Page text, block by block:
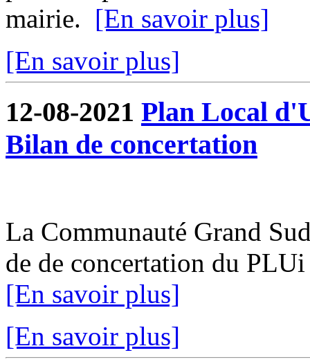
mairie. [En savoir plus]
[En savoir plus]
12-08-2021 Plan Local
Bilan de concertation
La Communauté Grand
de de concertation du
[En savoir plus]
[En savoir plus]